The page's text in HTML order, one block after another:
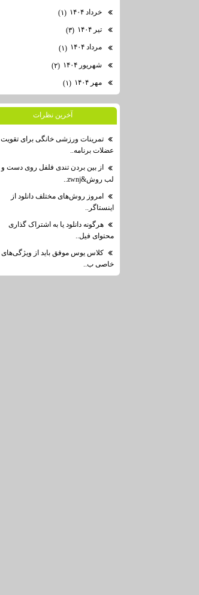
خرداد ۱۴۰۴
(۱)
تیر ۱۴۰۴
(۳)
مرداد ۱۴۰۴
(۱)
شهریور ۱۴۰۴
(۲)
مهر ۱۴۰۴
(۱)
آخرين نظرات
تمرینات ورزشی خانگی برای تقویت
عضلات برنامه..
از بین بردن تندی فلفل روی دست و
لب روش&zwnj..
امروز روش‌های مختلف دانلود از
اینستاگر..
هرگونه دانلود یا به اشتراک گذاری
محتوای فیل..
کلاس یوس موفق باید از ویژگی‌های
خاصی ب..